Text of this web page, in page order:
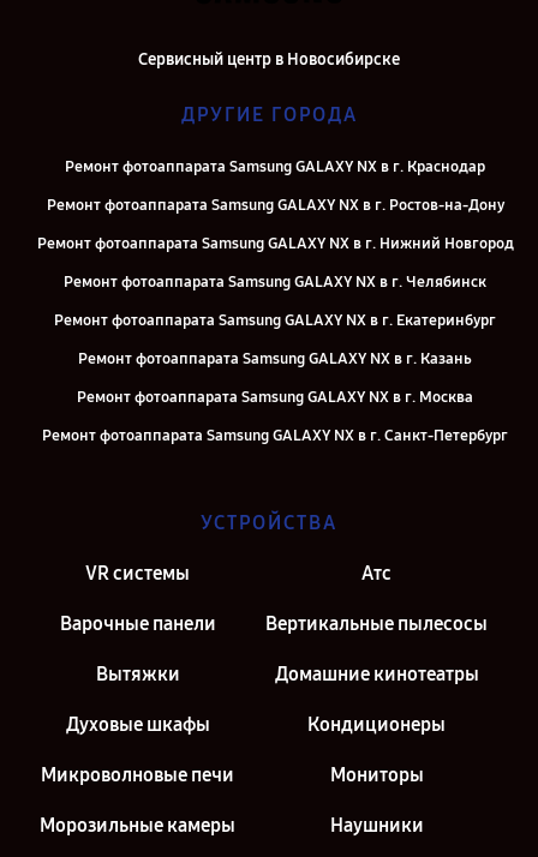
Сервисный центр в Новосибирске
ДРУГИЕ ГОРОДА
Ремонт фотоаппарата Samsung GALAXY NX в г. Краснодар
Ремонт фотоаппарата Samsung GALAXY NX в г. Ростов-на-Дону
Ремонт фотоаппарата Samsung GALAXY NX в г. Нижний Новгород
Ремонт фотоаппарата Samsung GALAXY NX в г. Челябинск
Ремонт фотоаппарата Samsung GALAXY NX в г. Екатеринбург
Ремонт фотоаппарата Samsung GALAXY NX в г. Казань
Ремонт фотоаппарата Samsung GALAXY NX в г. Москва
Ремонт фотоаппарата Samsung GALAXY NX в г. Санкт-Петербург
УСТРОЙСТВА
VR системы Атс
Варочные панели Вертикальные пылесосы
Вытяжки Домашние кинотеатры
Духовые шкафы Кондиционеры
Микроволновые печи Мониторы
Морозильные камеры Наушники